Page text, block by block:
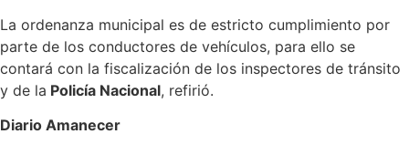
La ordenanza municipal es de estricto cumplimiento por
parte de los conductores de vehículos, para ello se
contará con la fiscalización de los inspectores de tránsito
y de la Policía Nacional, refirió.
Diario Amanecer